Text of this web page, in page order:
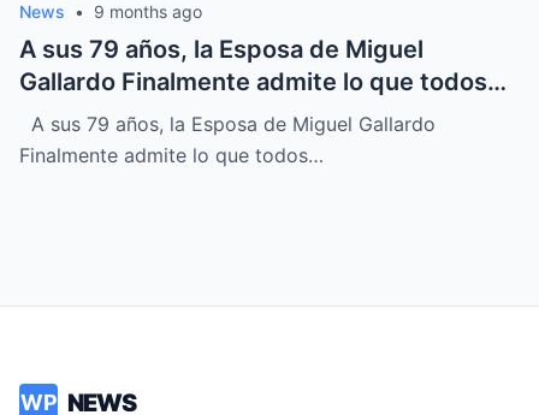
News • 9 months ago
A sus 79 años, la Esposa de Miguel
Gallardo Finalmente admite lo que todos
sospechábamos
A sus 79 años, la Esposa de Miguel Gallardo
Finalmente admite lo que todos…
WP NEWS